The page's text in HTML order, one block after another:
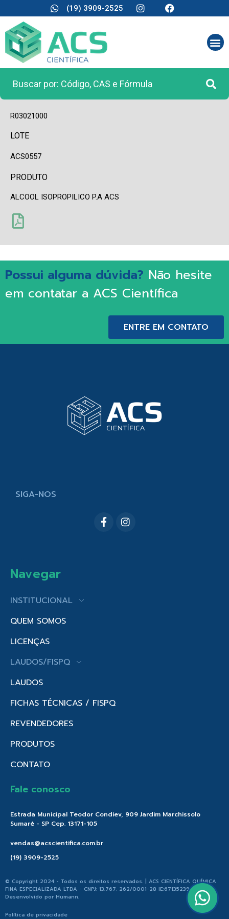
(19) 3909-2525
R03021000
LOTE
ACS0557
PRODUTO
ALCOOL ISOPROPILICO P.A ACS
Possui alguma dúvida? Não hesite
em contatar a ACS Científica
ENTRE EM CONTATO
SIGA-NOS
Navegar
INSTITUCIONAL
QUEM SOMOS
LICENÇAS
LAUDOS/FISPQ
LAUDOS
FICHAS TÉCNICAS / FISPQ
REVENDEDORES
PRODUTOS
CONTATO
Fale conosco
Estrada Municipal Teodor Condiev, 909 Jardim Marchissolo
Sumaré - SP Cep. 13171-105
vendas@acscientifica.com.br
(19) 3909-2525
© Copyright 2024 - Todos os direitos reservados. | ACS CIENTÍFICA QUÍMICA
FINA ESPECIALIZADA LTDA - CNPJ: 13.767. 262/0001-28 IE:671352396.176 |
Desenvolvido por Humann.
Política de privacidade